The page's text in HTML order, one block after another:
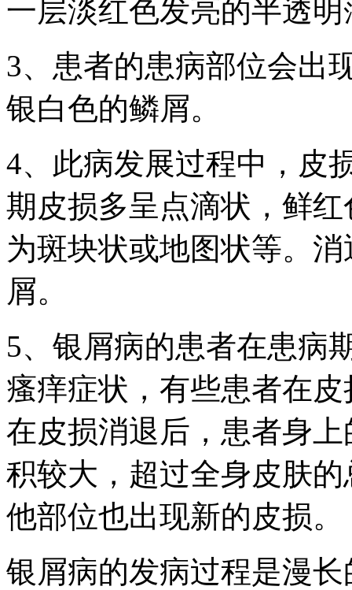
一层淡红色发亮的半透
3、患者的患病部位会出
银白色的鳞屑。
4、此病发展过程中，皮
期皮损多呈点滴状，鲜
为斑块状或地图状等。
屑。
5、银屑病的患者在患病
瘙痒症状，有些患者在
在皮损消退后，患者身
积较大，超过全身皮肤
他部位也出现新的皮损。
银屑病的发病过程是漫